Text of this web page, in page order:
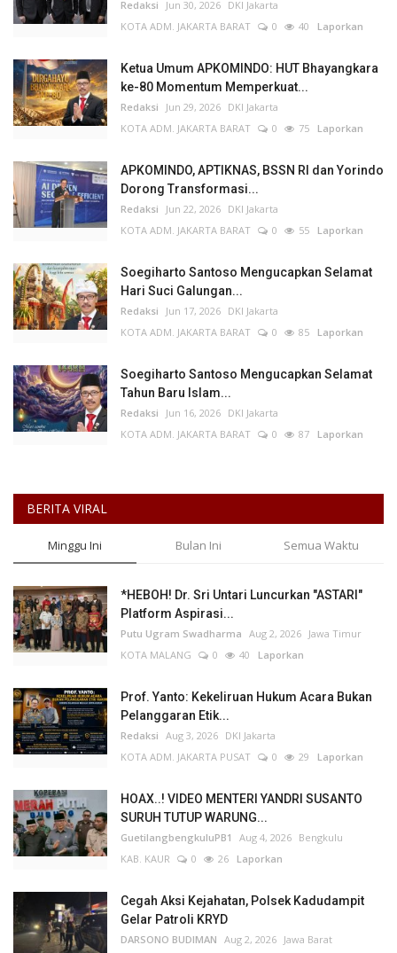
Redaksi Jun 30, 2026 DKI Jakarta
KOTA ADM. JAKARTA BARAT
0 40 Laporkan
Ketua Umum APKOMINDO: HUT Bhayangkara
ke-80 Momentum Memperkuat...
Redaksi Jun 29, 2026 DKI Jakarta
KOTA ADM. JAKARTA BARAT
0 75 Laporkan
APKOMINDO, APTIKNAS, BSSN RI dan Yorindo
Dorong Transformasi...
Redaksi Jun 22, 2026 DKI Jakarta
KOTA ADM. JAKARTA BARAT
0 55 Laporkan
Soegiharto Santoso Mengucapkan Selamat
Hari Suci Galungan...
Redaksi Jun 17, 2026 DKI Jakarta
KOTA ADM. JAKARTA BARAT
0 85 Laporkan
Soegiharto Santoso Mengucapkan Selamat
Tahun Baru Islam...
Redaksi Jun 16, 2026 DKI Jakarta
KOTA ADM. JAKARTA BARAT
0 87 Laporkan
BERITA VIRAL
Minggu Ini Bulan Ini Semua Waktu
*HEBOH! Dr. Sri Untari Luncurkan "ASTARI"
Platform Aspirasi...
Putu Ugram Swadharma Aug 2, 2026 Jawa Timur
KOTA MALANG
0 40 Laporkan
Prof. Yanto: Kekeliruan Hukum Acara Bukan
Pelanggaran Etik...
Redaksi Aug 3, 2026 DKI Jakarta
KOTA ADM. JAKARTA PUSAT
0 29 Laporkan
HOAX..! VIDEO MENTERI YANDRI SUSANTO
SURUH TUTUP WARUNG...
GuetilangbengkuluPB1 Aug 4, 2026 Bengkulu
KAB. KAUR
0 26 Laporkan
Cegah Aksi Kejahatan, Polsek Kadudampit
Gelar Patroli KRYD
DARSONO BUDIMAN Aug 2, 2026 Jawa Barat